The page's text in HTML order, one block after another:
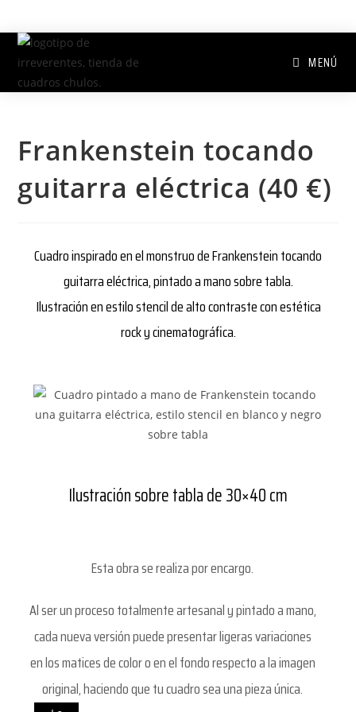
MENÚ
Frankenstein tocando
guitarra eléctrica (40 €)
Cuadro inspirado en el monstruo de Frankenstein tocando
guitarra eléctrica, pintado a mano sobre tabla.
Ilustración en estilo stencil de alto contraste con estética
rock y cinematográfica.
Ilustración sobre tabla de 30×40 cm
Esta obra se realiza por encargo.
Al ser un proceso totalmente artesanal y pintado a mano,
cada nueva versión puede presentar ligeras variaciones
en los matices de color o en el fondo respecto a la imagen
original, haciendo que tu cuadro sea una pieza única.